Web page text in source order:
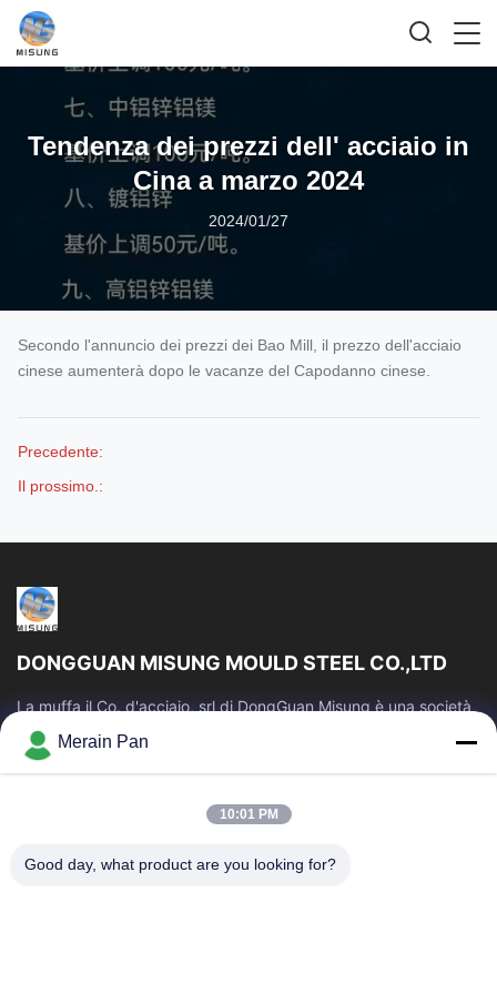
Tendenza dei prezzi dell' acciaio in
Cina a marzo 2024
2024/01/27
Secondo l'annuncio dei prezzi dei Bao Mill, il prezzo dell'acciaio
cinese aumenterà dopo le vacanze del Capodanno cinese.
Precedente:
Il prossimo.:
DONGGUAN MISUNG MOULD STEEL CO.,LTD
La muffa il Co. d'acciaio, srl di DongGuan Misung è una società
principale della plastica del rifornimento muore l'acciaio
d'acciaio e del lavoro...
Link Veloci
Prodotti
Mostra VR
Circa Noi
Merain Pan
10:01 PM
Good day, what product are you looking for?